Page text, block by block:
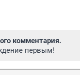
комментария.
первым!